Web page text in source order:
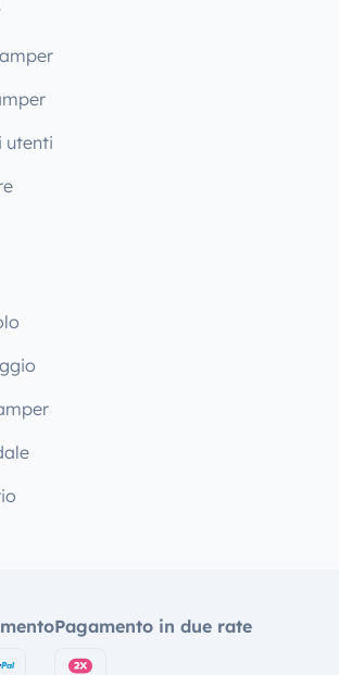
utenti
Pagamento in due rate